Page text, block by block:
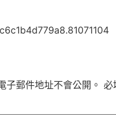
子郵件地址不會公開。 必